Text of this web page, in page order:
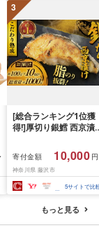
3
[総合ランキング1位獲
得!]厚切り銀鱈 西京漬
約 1,000g (約 100g ×
切) 西京味噌 西京みそ
噌漬け みそ 味噌 鮮魚
介 銀だら 銀ダラ ギン
ラ ぎんだら 鱈 タラ 魚
西京焼き 西京漬 西京
き 冷凍 厳選 鮮魚 漬け
漬魚 新鮮 小分け 人気
寄付金額 10,000
神奈川県 藤沢市
5サイトで比
もっと見る